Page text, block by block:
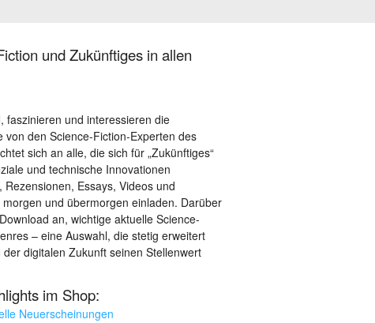
und Zukünftiges in allen
faszinieren und interessieren die
den Science-Fiction-Experten des
sich an alle, die sich für „Zukünftiges“
und technische Innovationen
Essays, Videos und
und übermorgen einladen. Darüber
an, wichtige aktuelle Science-
– eine Auswahl, die stetig erweitert
digitalen Zukunft seinen Stellenwert
im Shop:
Neuerscheinungen